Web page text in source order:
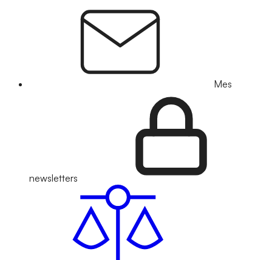
Mes
newsletters